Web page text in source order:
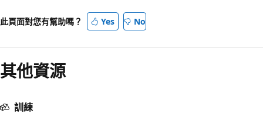
此頁面對您有幫助嗎？ Yes No
其他資源
訓練